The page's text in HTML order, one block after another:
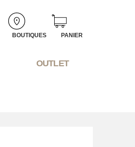
BOUTIQUES PANIER
OUTLET